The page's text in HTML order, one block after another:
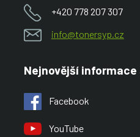
+420 778 207 307
info@tonersyp.cz
Nejnovější informace
Facebook
YouTube